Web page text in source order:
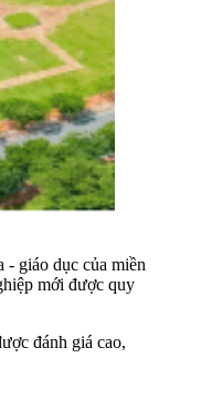
- giáo dục của miền
mới được quy
đánh giá cao,